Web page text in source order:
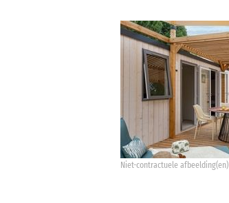
Niet-contractuele afbeelding(en)